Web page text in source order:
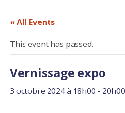
« All Events
This event has passed.
Vernissage expo
3 octobre 2024 à 18h00 - 20h00